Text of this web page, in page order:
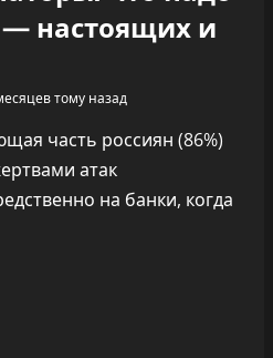
— настоящих и
тому назад
часть россиян (86%)
атак
на банки, когда